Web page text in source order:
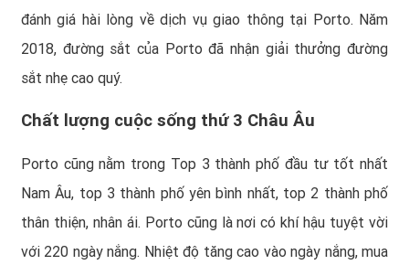
đánh giá hài lòng về dịch vụ giao thông tại Porto. Năm
2018, đường sắt của Porto đã nhận giải thưởng đường
sắt nhẹ cao quý.
Chất lượng cuộc sống thứ 3 Châu Âu
Porto cũng nằm trong Top 3 thành phố đầu tư tốt nhất
Nam Âu, top 3 thành phố yên bình nhất, top 2 thành phố
thân thiện, nhân ái. Porto cũng là nơi có khí hậu tuyệt vời
với 220 ngày nắng. Nhiệt độ tăng cao vào ngày nắng, mua